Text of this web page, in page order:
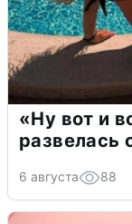
«Ну вот и
6 августа 88